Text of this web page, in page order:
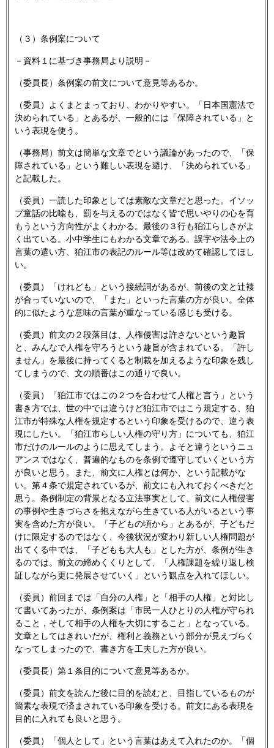
（３）条例案について
－資料１に基づき事務局より説明－
（委員長）条例案の前文について意見等あるか。
（委員）よくまとまっており、わかりやすい。「日本国憲法で
決められている」とあるが、一般的には「保障されている」と
いう表現を使う。
（事務局）前文は簡単な文章でという議論があったので、「保
障されている」という難しい表現を避け、「決められている」
と記載した。
（委員）一読した印象としては素敵な文章だと思った。イソッ
プ童話の比喩も、罰を与えるのではなく皆で思いやりの心を育
もうという方向性がよくわかる。最後の３行も狛江らしさがよ
く出ている。小中学生にもわかる文章である。誤字や法令上の
言葉の遣い方、狛江市の表記のルール等は改めて確認してほし
い。
（委員）「けれども」という接続詞があるが、前後の文と辻褄
が合っていないので、「また」といった言葉の方が良い。全体
的に似たような意味の言葉が重なっている感じも受ける。
（委員）前文の２段落目は、人権侵害は許さないという趣旨
と、みんなで人権を守ろうという趣旨が含まれている。「許し
ません」を最後に持ってくると制裁を加えるような印象を残し
てしまうので、文の順番はこの通りで良い。
（委員）「狛江市ではこの２つを合わせて人権と言う」という
書き方では、世の中では違うけど狛江市ではこう規定する、狛
江市が特殊な人権を規定するという印象を受けるので、違う表
現にしたい。「狛江市らしい人権の守り方」についても、狛江
市だけのルールのように思えてしまう。よそと違うというニュ
アンスではなく、普遍的なものを条例で遵守していくという方
が良いと思う。また、前文に人権とは何か、という記載がな
い。第４条で規定されているが、前文にも入れておくべきだと
思う。条例制定の背景となる立法事実として、前文に人権侵害
の事例や生きづらさを抱えながら生きている人がいるという事
実を含めた方が良い。「子どもの頃から」とあるが、子どもだ
けに限定するのではなく、今後状況が変わり新しい人権問題が
出てくる中では、「子どもも大人も」とした方が、条例が生き
るのでは。前文の締めくくりとして、「人権課題を繰り返し検
証しながら更に発展させていく」という観点を入れてほしい。
（委員）前回までは「自分の人権」と「相手の人権」と対比し
て書いてあったが、条例案は「市民一人ひとりの人権が守られ
ること，そして相手の人権を大切にすること」となっている。
文章としてはきれいだが、権利と義務という部分が見えづらく
なってしまったので、書き方を工夫した方が良い。
（委員長）第１条目的について意見等あるか。
（委員）前文を読んだ後に目的を読むと、目指しているものが
簡素な表現で済まされている印象を受ける。前文にある表現を
目的に入れても良いと思う。
（委員）「個人として」という言葉はあえて入れたのか。「個